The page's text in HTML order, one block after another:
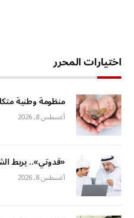
اختيارات المحرر
منظومة وطنية
أغسطس 8, 2026
«قدوتي».. يربط
أغسطس 8, 2026